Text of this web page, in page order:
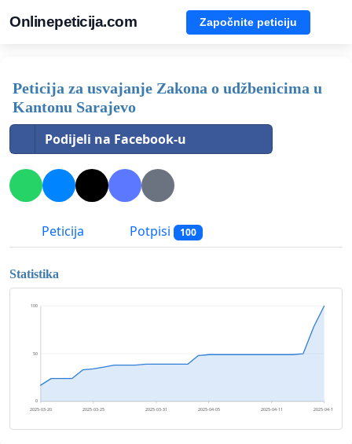
Onlinepeticija.com Započnite peticiju
Peticija za usvajanje Zakona o udžbenicima u
Kantonu Sarajevo
Podijeli na Facebook-u
Peticija Potpisi 100
Statistika
0
50
100
2025-03-20 2025-03-25 2025-03-31 2025-04-05 2025-04-11 2025-04-16